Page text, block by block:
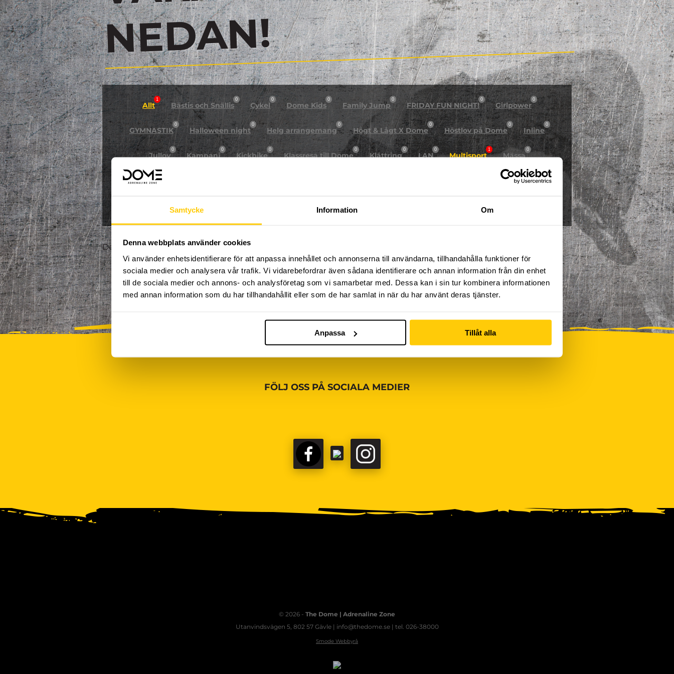
Samtycke Information Om
Denna webbplats använder cookies
Vi använder enhetsidentifierare för att anpassa innehållet och annonserna till användarna, tillhandahålla funktioner för
sociala medier och analysera vår trafik. Vi vidarebefordrar även sådana identifierare och annan information från din enhet
till de sociala medier och annons- och analysföretag som vi samarbetar med. Dessa kan i sin tur kombinera informationen
med annan information som du har tillhandahållit eller som de har samlat in när du har använt deras tjänster.
Anpassa Tillåt alla
N!
Allt
1
Bästis och Snällis
0
Cykel
0
Dome Kids
0
Family Jump
0
FRIDAY FUN NIGHT!
0
Girlpower
0
GYMNASTIK
0
Halloween night
0
Helg arrangemang
0
Högt & Lågt X Dome
0
Höstlov på Dome
0
Inline
0
Jullov
0
Kampanj
0
Kickbike
0
Klassresa till Dome
0
Klättring
0
LAN
0
Multisport
1
Mässa
0
NPF-Träning Skidor/Snowboard
0
Summercamp
Det finns tyvärr inte några aktiviteter ännu, vänligen kom tillbaka senare!
FÖLJ OSS PÅ SOCIALA MEDIER
FACEBOOKTIKTOK
© 2026 - The Dome | Adrenaline Zone
Utanvindsvägen 5, 802 57 Gävle | info@thedome.se | tel. 026-38000
Smode Webbyrå